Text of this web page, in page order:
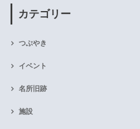
カテゴリー
つぶやき
イベント
名所旧跡
施設